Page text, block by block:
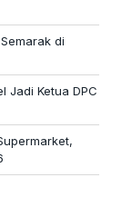
di
Jadi Ketua DPC